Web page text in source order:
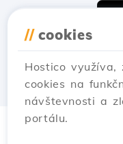
// cookies
Hostico využíva,
cookies na
návštevnosti a
portálu.